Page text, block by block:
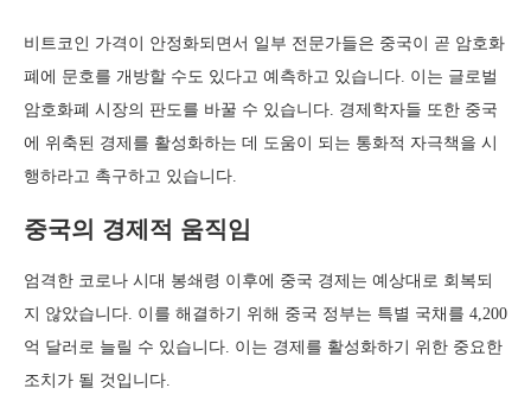
비트코인 가격이 안정화되면서 일부 전문가들은 중국이 곧 암호화
폐에 문호를 개방할 수도 있다고 예측하고 있습니다. 이는 글로벌
암호화폐 시장의 판도를 바꿀 수 있습니다. 경제학자들 또한 중국
에 위축된 경제를 활성화하는 데 도움이 되는 통화적 자극책을 시
행하라고 촉구하고 있습니다.
중국의 경제적 움직임
엄격한 코로나 시대 봉쇄령 이후에 중국 경제는 예상대로 회복되
지 않았습니다. 이를 해결하기 위해 중국 정부는 특별 국채를 4,200
억 달러로 늘릴 수 있습니다. 이는 경제를 활성화하기 위한 중요한
조치가 될 것입니다.